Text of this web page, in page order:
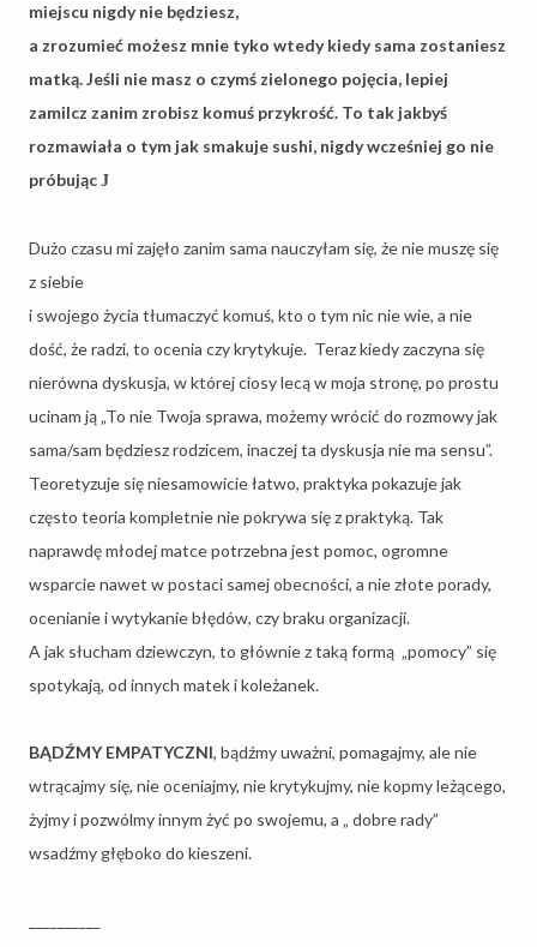
miejscu nigdy nie będziesz,
a zrozumieć możesz mnie tyko wtedy kiedy sama zostaniesz
matką. Jeśli nie masz o czymś zielonego pojęcia, lepiej
zamilcz zanim zrobisz komuś przykrość. To tak jakbyś
rozmawiała o tym jak smakuje sushi, nigdy wcześniej go nie
próbując J
Dużo czasu mi zajęło zanim sama nauczyłam się, że nie muszę się
z siebie
i swojego życia tłumaczyć komuś, kto o tym nic nie wie, a nie
dość, że radzi, to ocenia czy krytykuje. Teraz kiedy zaczyna się
nierówna dyskusja, w której ciosy lecą w moja stronę, po prostu
ucinam ją „To nie Twoja sprawa, możemy wrócić do rozmowy jak
sama/sam będziesz rodzicem, inaczej ta dyskusja nie ma sensu”.
Teoretyzuje się niesamowicie łatwo, praktyka pokazuje jak
często teoria kompletnie nie pokrywa się z praktyką. Tak
naprawdę młodej matce potrzebna jest pomoc, ogromne
wsparcie nawet w postaci samej obecności, a nie złote porady,
ocenianie i wytykanie błędów, czy braku organizacji.
A jak słucham dziewczyn, to głównie z taką formą „pomocy” się
spotykają, od innych matek i koleżanek.
BĄDŹMY EMPATYCZNI, bądźmy uważni, pomagajmy, ale nie
wtrącajmy się, nie oceniajmy, nie krytykujmy, nie kopmy leżącego,
żyjmy i pozwólmy innym żyć po swojemu, a „ dobre rady”
wsadźmy głęboko do kieszeni.